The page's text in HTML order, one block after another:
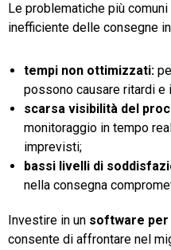
Le problematiche più
inefficiente delle consegne
tempi non ottimizzati:
possono causare ritardi e
scarsa visibilità del
monitoraggio in tempo
imprevisti;
bassi livelli di
nella consegna
Investire in un software per
consente di affrontare nel